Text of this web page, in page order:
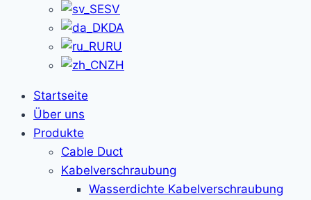
SV
DA
RU
ZH
Startseite
Über uns
Produkte
Cable Duct
Kabelverschraubung
Wasserdichte Kabelverschraubung